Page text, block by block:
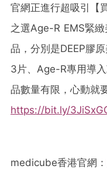
官網正進行超吸引【
之選Age-R EMS緊
品，分別是DEEP膠
3片、Age-R專用導
品數量有限，心動就
https://bit.ly/
medicube香港官網：